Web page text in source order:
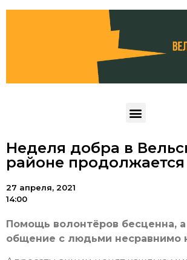
Неделя добра в
районе продолжается
27 апреля, 2021
14:00
Помощь волонтёров бесценна,
общение с людьми несравнимо